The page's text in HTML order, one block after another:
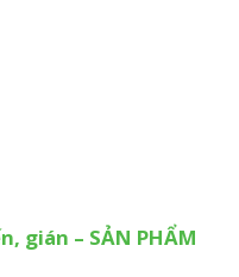
gián – SẢN PHẨM